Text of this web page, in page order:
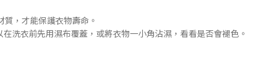
，才能保護衣物壽命。
洗衣前先用濕布覆蓋，或將衣物一小角沾濕，看看是否會褪色 。